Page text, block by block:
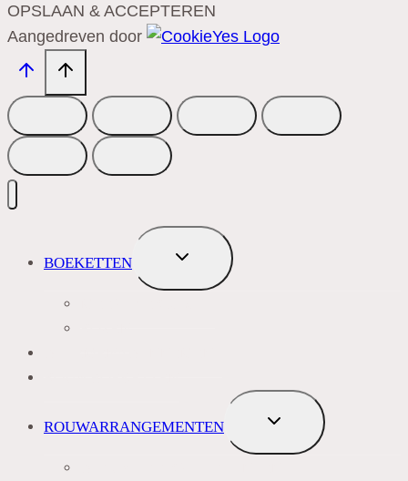
OPSLAAN & ACCEPTEREN
Aangedreven door
BOEKETTEN
TOGGLE
SUBMENU
ROUWARRANGEMENTEN
TOGGLE
SUBMENU